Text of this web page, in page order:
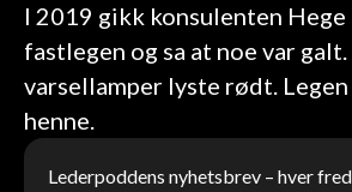
I 2019 gikk konsulenten
fastlegen og sa at noe var
varsellamper lyste rødt.
henne.
Lederpoddens nyhetsbrev – hver